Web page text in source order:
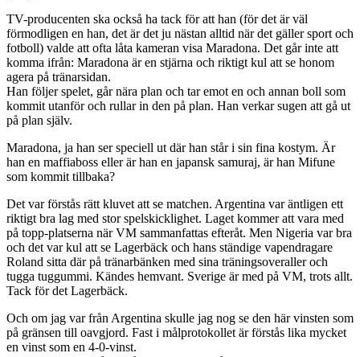
TV-producenten ska också ha tack för att han (för det är väl
förmodligen en han, det är det ju nästan alltid när det gäller sport och
fotboll) valde att ofta låta kameran visa Maradona. Det går inte att
komma ifrån: Maradona är en stjärna och riktigt kul att se honom
agera på tränarsidan.
Han följer spelet, går nära plan och tar emot en och annan boll som
kommit utanför och rullar in den på plan. Han verkar sugen att gå ut
på plan själv.
Maradona, ja han ser speciell ut där han står i sin fina kostym. Är
han en maffiaboss eller är han en japansk samuraj, är han Mifune
som kommit tillbaka?
Det var förstås rätt kluvet att se matchen. Argentina var äntligen ett
riktigt bra lag med stor spelskicklighet. Laget kommer att vara med
på topp-platserna när VM sammanfattas efteråt. Men Nigeria var bra
och det var kul att se Lagerbäck och hans ständige vapendragare
Roland sitta där på tränarbänken med sina träningsoveraller och
tugga tuggummi. Kändes hemvant. Sverige är med på VM, trots allt.
Tack för det Lagerbäck.
Och om jag var från Argentina skulle jag nog se den här vinsten som
på gränsen till oavgjord. Fast i målprotokollet är förstås lika mycket
en vinst som en 4-0-vinst.